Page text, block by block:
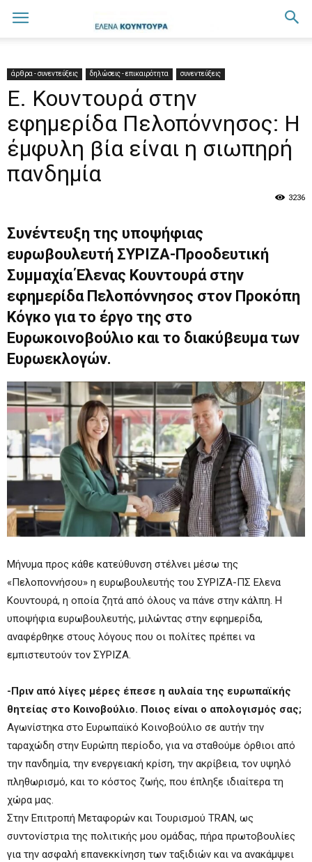
άρθρα - συνεντεύξεις δηλώσεις - επικαιρότητα συνεντεύξεις
Ε. Κουντουρά στην
εφημερίδα Πελοπόννησος: Η
έμφυλη βία είναι η σιωπηρή
πανδημία
3236
Συνέντευξη της υποψήφιας
ευρωβουλευτή ΣΥΡΙΖΑ-Προοδευτική
Συμμαχία Έλενας Κουντουρά στην
εφημερίδα Πελοπόννησος στον Προκόπη
Κόγκο για το έργο της στο
Ευρωκοινοβούλιο και το διακύβευμα των
Ευρωεκλογών.
Μήνυμα προς κάθε κατεύθυνση στέλνει μέσω της
«Πελοποννήσου» η ευρωβουλευτής του ΣΥΡΙΖΑ-ΠΣ Ελενα
Κουντουρά, η οποία ζητά από όλους να πάνε στην κάλπη. Η
υποψήφια ευρωβουλευτής, μιλώντας στην εφημερίδα,
αναφέρθηκε στους λόγους που οι πολίτες πρέπει να
εμπιστευτούν τον ΣΥΡΙΖΑ.
-Πριν από λίγες μέρες έπεσε η αυλαία της ευρωπαϊκής
θητείας στο Κοινοβούλιο. Ποιος είναι ο απολογισμός σας;
Αγωνίστηκα στο Ευρωπαϊκό Κοινοβούλιο σε αυτήν την
ταραχώδη στην Ευρώπη περίοδο, για να σταθούμε όρθιοι από
την πανδημία, την ενεργειακή κρίση, την ακρίβεια, τον υψηλό
πληθωρισμό, και το κόστος ζωής, που έπληξε ιδιαίτερα τη
χώρα μας.
Στην Επιτροπή Μεταφορών και Τουρισμού TRAN, ως
συντονίστρια της πολιτικής μου ομάδας, πήρα πρωτοβουλίες
για την ασφαλή επανεκκίνηση των ταξιδιών και να ανακάμψει